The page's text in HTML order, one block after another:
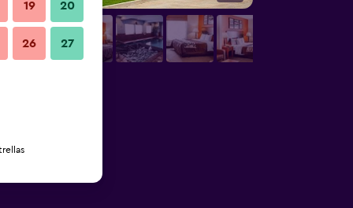
19 20
26 27